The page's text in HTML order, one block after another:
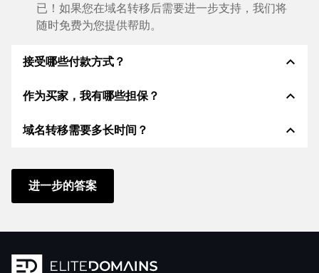
已！如果您在域名转移后需要进一步支持，我们将
随时免费为您提供帮助。
接受哪些付款方式？ expand_less
我们使用 SEPA 作为预付费，并使用 STRIPE 作为支
卡、PayPal、Klarna、ApplePay、GooglePay、支
ApplePay、GooglePay、支付宝或本地供应商。
作为买家，我有哪些担保？ expand_less
作为买方，我们始终向您保证以下证券。这就是我们的
托管人。
您可以随时通过 聊天、电话或电子邮件
域名转移需要多长时间？ expand_less
域名转移到新的提供商是通过自动程序实时进行的。只
要您及时采取行动，并且您的供应商没有任何问题，一
切都会在几分钟内完成。
在某些例外情况下，您的付款将在 48 小时后得到确
认。但是，只有在我们确认收到您的付款后，域名转移
才会立即开始。在这种情况下，我们将通过电子邮件通
进一步的答案